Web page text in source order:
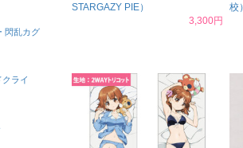
STARGAZY PIE）
3,300円
校
閃乱カグ
ライ